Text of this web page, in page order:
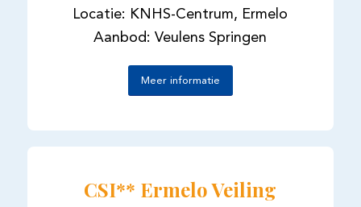
Locatie: KNHS-Centrum, Ermelo
Aanbod: Veulens Springen
Meer informatie
CSI** Ermelo Veiling